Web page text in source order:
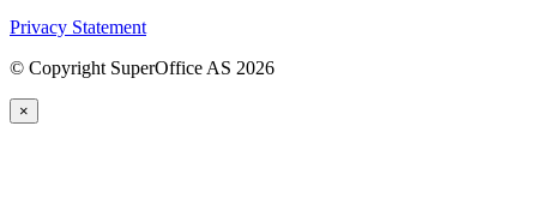
Privacy Statement
© Copyright SuperOffice AS 2026
×